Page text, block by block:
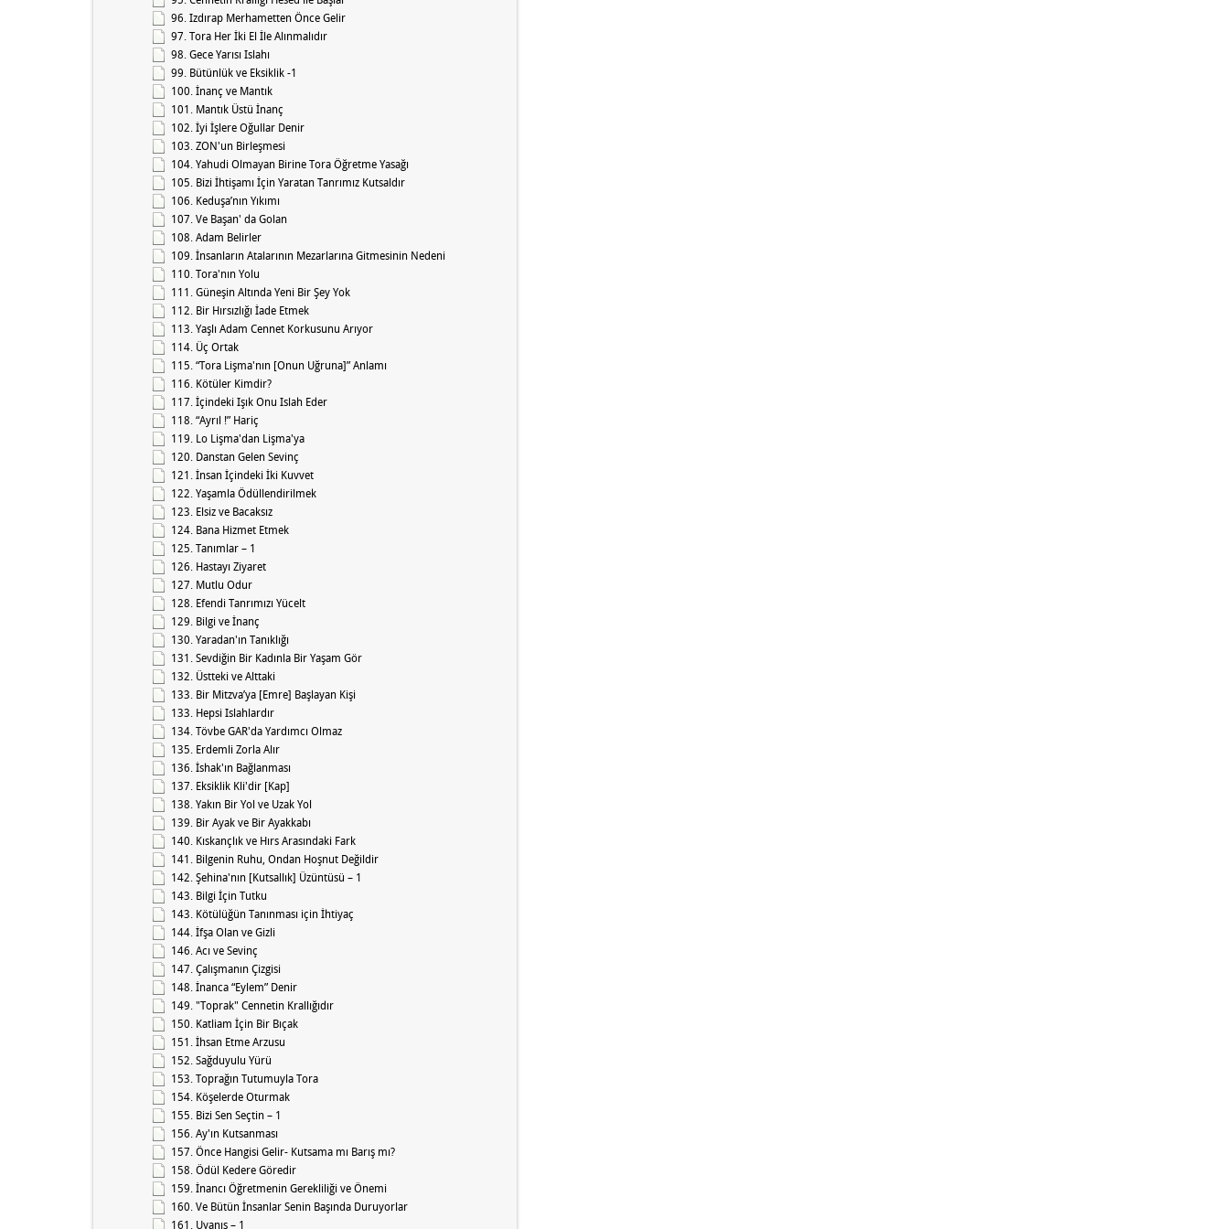
96. Izdırap Merhametten Önce Gelir
97. Tora Her İki El İle Alınmalıdır
98. Gece Yarısı Islahı
99. Bütünlük ve Eksiklik -1
100. İnanç ve Mantık
101. Mantık Üstü İnanç
102. İyi İşlere Oğullar Denir
103. ZON'un Birleşmesi
104. Yahudi Olmayan Birine Tora Öğretme Yasağı
105. Bizi İhtişamı İçin Yaratan Tanrımız Kutsaldır
106. Keduşa’nın Yıkımı
107. Ve Başan' da Golan
108. Adam Belirler
109. İnsanların Atalarının Mezarlarına Gitmesinin Nedeni
110. Tora'nın Yolu
111. Güneşin Altında Yeni Bir Şey Yok
112. Bir Hırsızlığı İade Etmek
113. Yaşlı Adam Cennet Korkusunu Arıyor
114. Üç Ortak
115. “Tora Lişma'nın [Onun Uğruna]” Anlamı
116. Kötüler Kimdir?
117. İçindeki Işık Onu Islah Eder
118. “Ayrıl !” Hariç
119. Lo Lişma'dan Lişma'ya
120. Danstan Gelen Sevinç
121. İnsan İçindeki İki Kuvvet
122. Yaşamla Ödüllendirilmek
123. Elsiz ve Bacaksız
124. Bana Hizmet Etmek
125. Tanımlar – 1
126. Hastayı Ziyaret
127. Mutlu Odur
128. Efendi Tanrımızı ​​Yücelt
129. Bilgi ve İnanç
130. Yaradan'ın Tanıklığı
131. Sevdiğin Bir Kadınla Bir Yaşam Gör
132. Üstteki ve Alttaki
133. Bir Mitzva’ya [Emre] Başlayan Kişi
133. Hepsi Islahlardır
134. Tövbe GAR'da Yardımcı Olmaz
135. Erdemli Zorla Alır
136. İshak'ın Bağlanması
137. Eksiklik Kli'dir [Kap]
138. Yakın Bir Yol ve Uzak Yol
139. Bir Ayak ve Bir Ayakkabı
140. Kıskançlık ve Hırs Arasındaki Fark
141. Bilgenin Ruhu, Ondan Hoşnut Değildir
142. Şehina'nın [Kutsallık] Üzüntüsü – 1
143. Bilgi İçin Tutku
143. Kötülüğün Tanınması için İhtiyaç
144. İfşa Olan ve Gizli
146. Acı ve Sevinç
147. Çalışmanın Çizgisi
148. İnanca “Eylem” Denir
149. "Toprak" Cennetin Krallığıdır
150. Katliam İçin Bir Bıçak
151. İhsan Etme Arzusu
152. Sağduyulu Yürü
153. Toprağın Tutumuyla Tora
154. Köşelerde Oturmak
155. Bizi Sen Seçtin – 1
156. Ay'ın Kutsanması
157. Önce Hangisi Gelir- Kutsama mı Barış mı?
158. Ödül Kedere Göredir
159. İnancı Öğretmenin Gerekliliği ve Önemi
160. Ve Bütün İnsanlar Senin Başında Duruyorlar
161. Uyanış – 1